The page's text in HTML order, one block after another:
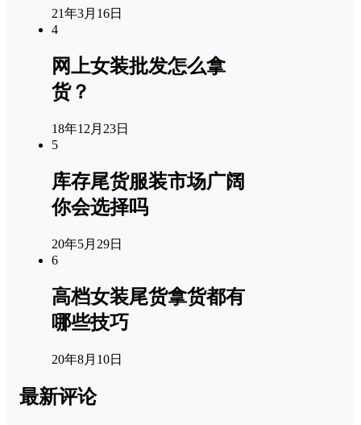
21年3月16日
4
网上女装批发怎么拿
货？
18年12月23日
5
库存尾货服装市场广阔
你会选择吗
20年5月29日
6
高档女装尾货拿货都有
哪些技巧
20年8月10日
最新评论